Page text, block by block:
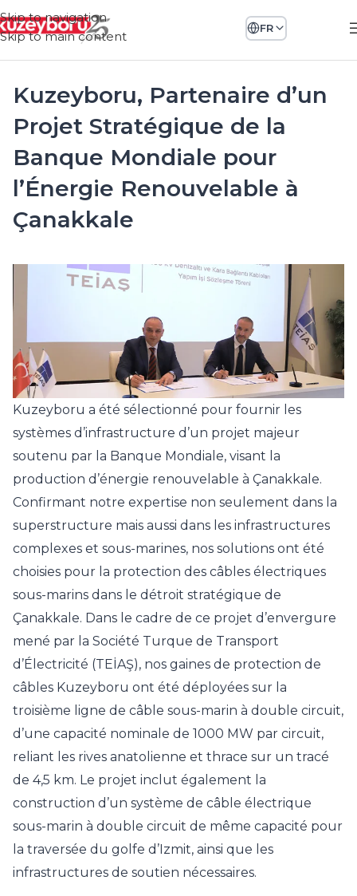
Skip to navigation
Skip to main content
FR
Kuzeyboru, Partenaire d’un
Projet Stratégique de la
Banque Mondiale pour
l’Énergie Renouvelable à
Çanakkale
Kuzeyboru a été sélectionné pour fournir les
systèmes d’infrastructure d’un projet majeur
soutenu par la Banque Mondiale, visant la
production d’énergie renouvelable à Çanakkale.
Confirmant notre expertise non seulement dans la
superstructure mais aussi dans les infrastructures
complexes et sous-marines, nos solutions ont été
choisies pour la protection des câbles électriques
sous-marins dans le détroit stratégique de
Çanakkale. Dans le cadre de ce projet d’envergure
mené par la Société Turque de Transport
d’Électricité (TEİAŞ), nos gaines de protection de
câbles Kuzeyboru ont été déployées sur la
troisième ligne de câble sous-marin à double circuit,
d’une capacité nominale de 1000 MW par circuit,
reliant les rives anatolienne et thrace sur un tracé
de 4,5 km. Le projet inclut également la
construction d’un système de câble électrique
sous-marin à double circuit de même capacité pour
la traversée du golfe d’Izmit, ainsi que les
infrastructures de soutien nécessaires.